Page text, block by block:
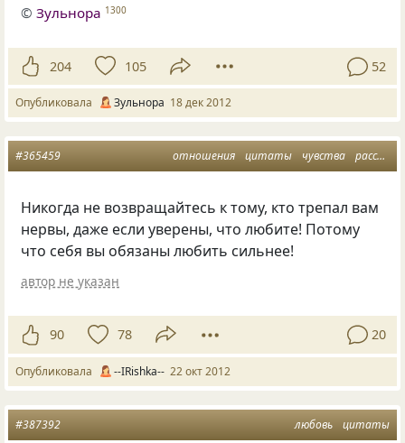
©Зульнора 1300
204 105 52
Опубликовала Зульнора 18 дек 2012
отношения цитаты чувства расставания
#365459
Никогда не возвращайтесь к тому, кто трепал вам
нервы, даже если уверены, что любите! Потому
что себя вы обязаны любить сильнеe!
автор не указан
90 78 20
Опубликовала --IRishka-- 22 окт 2012
любовь цитаты
#387392